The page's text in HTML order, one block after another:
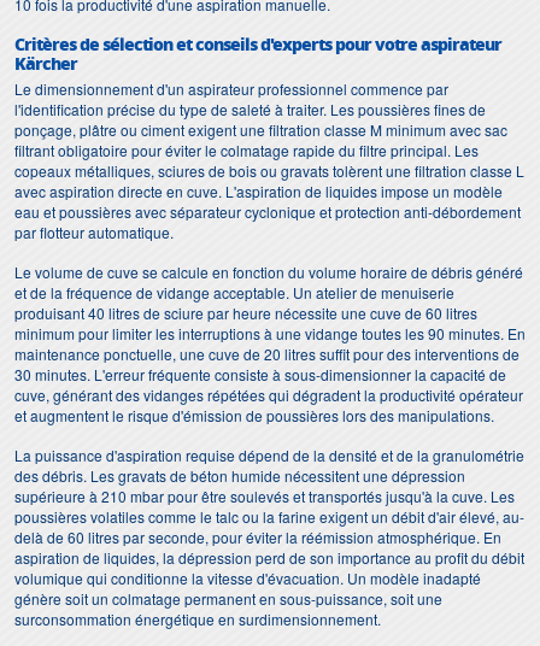
10 fois la productivité d'une aspiration manuelle.
Critères de sélection et conseils d'experts pour votre aspirateur
Kärcher
Le dimensionnement d'un aspirateur professionnel commence par
l'identification précise du type de saleté à traiter. Les poussières fines de
ponçage, plâtre ou ciment exigent une filtration classe M minimum avec sac
filtrant obligatoire pour éviter le colmatage rapide du filtre principal. Les
copeaux métalliques, sciures de bois ou gravats tolèrent une filtration classe L
avec aspiration directe en cuve. L'aspiration de liquides impose un modèle
eau et poussières avec séparateur cyclonique et protection anti-débordement
par flotteur automatique.
Le volume de cuve se calcule en fonction du volume horaire de débris généré
et de la fréquence de vidange acceptable. Un atelier de menuiserie
produisant 40 litres de sciure par heure nécessite une cuve de 60 litres
minimum pour limiter les interruptions à une vidange toutes les 90 minutes. En
maintenance ponctuelle, une cuve de 20 litres suffit pour des interventions de
30 minutes. L'erreur fréquente consiste à sous-dimensionner la capacité de
cuve, générant des vidanges répétées qui dégradent la productivité opérateur
et augmentent le risque d'émission de poussières lors des manipulations.
La puissance d'aspiration requise dépend de la densité et de la granulométrie
des débris. Les gravats de béton humide nécessitent une dépression
supérieure à 210 mbar pour être soulevés et transportés jusqu'à la cuve. Les
poussières volatiles comme le talc ou la farine exigent un débit d'air élevé, au-
delà de 60 litres par seconde, pour éviter la réémission atmosphérique. En
aspiration de liquides, la dépression perd de son importance au profit du débit
volumique qui conditionne la vitesse d'évacuation. Un modèle inadapté
génère soit un colmatage permanent en sous-puissance, soit une
surconsommation énergétique en surdimensionnement.